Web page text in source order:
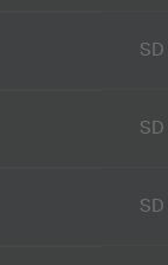
SD
SD
SD